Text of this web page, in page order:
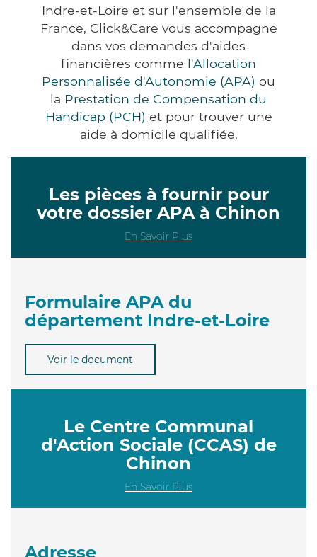
Indre-et-Loire et sur l'ensemble de la
France, Click&Care vous accompagne
dans vos demandes d'aides
financières comme l'Allocation
Personnalisée d'Autonomie (APA) ou
la Prestation de Compensation du
Handicap (PCH) et pour trouver une
aide à domicile qualifiée.
Les pièces à fournir pour
votre dossier APA à Chinon
En Savoir Plus
Formulaire APA du
département Indre-et-Loire
Voir le document
Le Centre Communal
d'Action Sociale (CCAS) de
Chinon
En Savoir Plus
Adresse